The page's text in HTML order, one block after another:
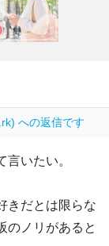
への返信です
いたい。
きだとは限らな
のノリがあると